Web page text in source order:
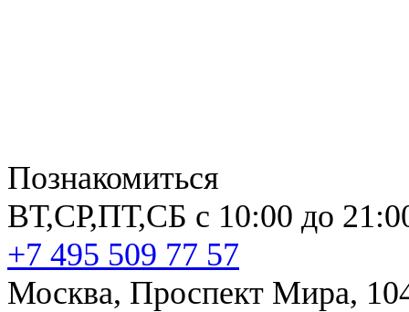
Познакомиться
ВТ,СР,ПТ,СБ с 10:00 до
+7 495 509 77 57
Москва, Проспект Мира,